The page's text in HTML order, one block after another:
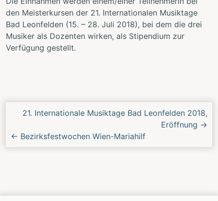
den Meisterkursen der 21. Internationalen Musiktage
Bad Leonfelden (15. – 28. Juli 2018), bei dem die drei
Musiker als Dozenten wirken, als Stipendium zur
Verfügung gestellt.
Nächstes/Vorheriges
21. Internationale Musiktage Bad Leonfelden 2018,
Eröffnung →
← Bezirksfestwochen Wien-Mariahilf